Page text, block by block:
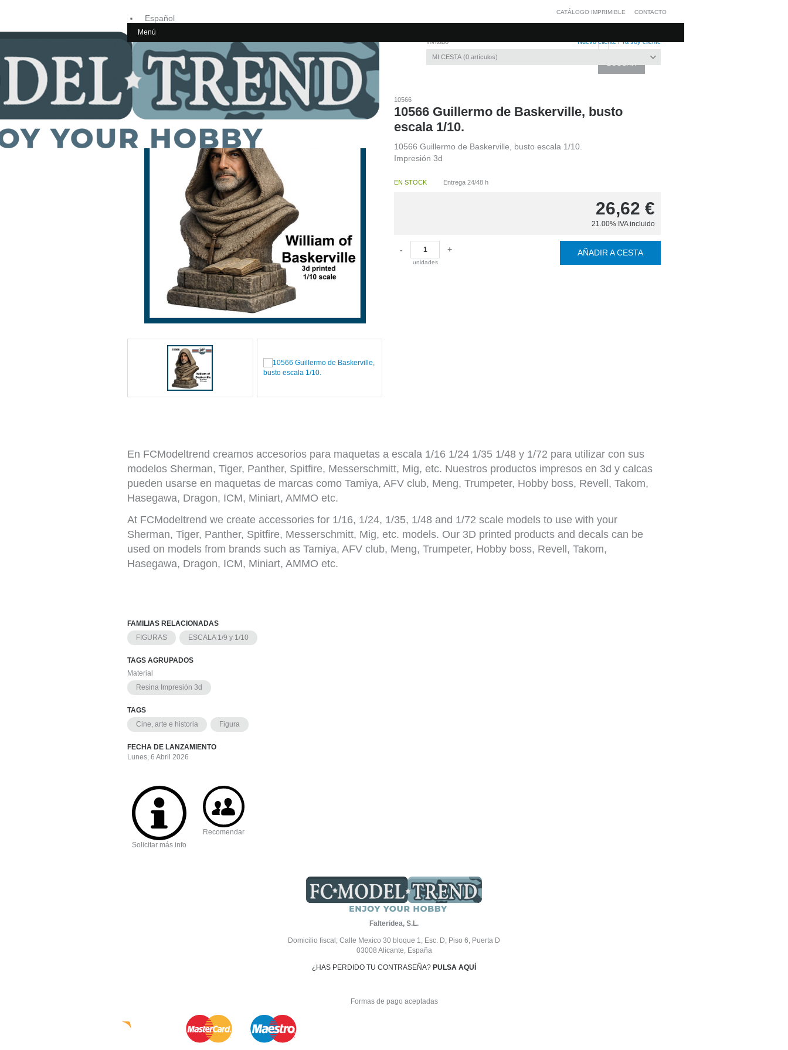
Español
Invitado Nuevo cliente/Ya soy cliente
MI CESTA 0 artículos
CATÁLOGO IMPRIMIBLE CONTACTO
Menú
Home ESCALA 1/9 y 1/10
10566
10566 Guillermo de Baskerville, busto
escala 1/10.
10566 Guillermo de Baskerville, busto escala 1/10.
Impresión 3d
EN STOCK Entrega 24/48 h
26,62 €
21.00% IVA incluido
-
unidades
+ AÑADIR A CESTA
En FCModeltrend creamos accesorios para maquetas a escala 1/16 1/24 1/35 1/48 y 1/72 para utilizar con sus
modelos Sherman, Tiger, Panther, Spitfire, Messerschmitt, Mig, etc. Nuestros productos impresos en 3d y calcas
pueden usarse en maquetas de marcas como Tamiya, AFV club, Meng, Trumpeter, Hobby boss, Revell, Takom,
Hasegawa, Dragon, ICM, Miniart, AMMO etc.
At FCModeltrend we create accessories for 1/16, 1/24, 1/35, 1/48 and 1/72 scale models to use with your
Sherman, Tiger, Panther, Spitfire, Messerschmitt, Mig, etc. models. Our 3D printed products and decals can be
used on models from brands such as Tamiya, AFV club, Meng, Trumpeter, Hobby boss, Revell, Takom,
Hasegawa, Dragon, ICM, Miniart, AMMO etc.
FAMILIAS RELACIONADAS
FIGURAS
ESCALA 1/9 y 1/10
TAGS AGRUPADOS
Material
Resina Impresión 3d
TAGS
Cine, arte e historia
Figura
FECHA DE LANZAMIENTO
Lunes, 6 Abril 2026
Solicitar más info
Recomendar
Falteridea, S.L.
Domicilio fiscal; Calle Mexico 30 bloque 1, Esc. D, Piso 6, Puerta D
03008 Alicante, España
¿HAS PERDIDO TU CONTRASEÑA? PULSA AQUÍ
Formas de pago aceptadas